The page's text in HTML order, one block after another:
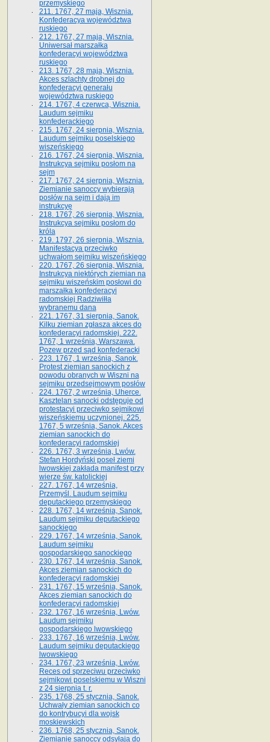
przemyskiego
211. 1767, 27 maja, Wisznia.
Konfederacya województwa
ruskiego
212. 1767, 27 maja, Wisznia.
Uniwersał marszałka
konfederacyi województwa
ruskiego
213. 1767, 28 maja, Wisznia.
Akces szlachty drobnej do
konfederacyi generału
województwa ruskiego
214. 1767, 4 czerwca, Wisznia.
Laudum sejmiku
konfederackiego
215. 1767, 24 sierpnia, Wisznia.
Laudum sejmiku poselskiego
wiszeńskiego
216. 1767, 24 sierpnia, Wisznia.
Instrukcya sejmiku posłom na
sejm
217. 1767, 24 sierpnia, Wisznia.
Ziemianie sanoccy wybierają
posłów na sejm i dają im
instrukcyę
218. 1767, 26 sierpnia, Wisznia.
Instrukcya sejmiku posłom do
króla
219. 1797, 26 sierpnia, Wisznia.
Manifestacya przeciwko
uchwałom sejmiku wiszeńskiego
220. 1767, 26 sierpnia, Wisznia.
Instrukcya niektórych ziemian na
sejmiku wiszeńskim posłowi do
marszałka konfe­deracyi
radomskiej Radziwiłła
wybranemu dana
221. 1767, 31 sierpnia, Sanok.
Kilku ziemian zgłasza akces do
konfederacyi radomskiej. 222.
1767, 1 września, Warszawa.
Pozew przed sąd konfederacki
223. 1767, 1 września, Sanok.
Protest ziemian sanockich z
powodu obranych w Wiszni na
sejmiku przedsejmo­wym posłów
224. 1767, 2 września, Uherce.
Kasztelan sanocki odstępuje od
protestacyi przeciwko sejmikowi
wiszeńskiemu uczynionej. 225.
1767, 5 września, Sanok. Akces
ziemian sanockich do
konfederacyi radomskiej
226. 1767, 3 września, Lwów.
Stefan Hordyński poseł ziemi
lwowskiej zakłada manifest przy
wierze św. ka­tolickiej
227. 1767, 14 września,
Przemyśl. Laudum sejmiku
deputackiego przemyskiego
228. 1767, 14 września, Sanok.
Laudum sejmiku deputackiego
sanockiego
229. 1767, 14 września, Sanok.
Laudum sejmiku
gospodarskiego sanockiego
230. 1767, 14 września, Sanok.
Akces ziemian sanockich do
konfederacyi radomskiej
231. 1767, 15 września, Sanok.
Akces ziemian sanockich do
konfederacyi radomskiej
232. 1767, 16 września, Lwów.
Laudum sejmiku
gospodarskiego lwowskiego
233. 1767, 16 września, Lwów.
Laudum sejmiku deputackiego
lwowskiego
234. 1767, 23 września, Lwów.
Reces od sprzeciwu przeciwko
sejmikowi poselskiemu w Wiszni
z 24 sierpnia t. r.
235. 1768, 25 stycznia, Sanok.
Uchwały ziemian sanockich co
do kontrybucyi dla wojsk
moskiewskich
236. 1768, 25 stycznia, Sanok.
Ziemianie sanoccy odsyłają do